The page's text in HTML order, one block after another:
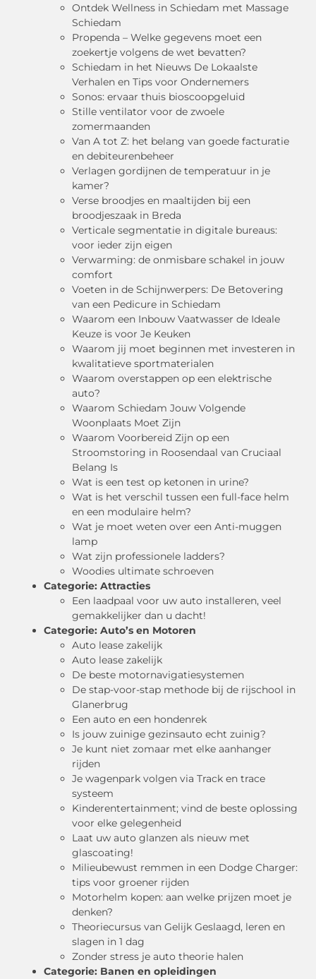
Ontdek Wellness in Schiedam met Massage
Schiedam
Propenda – Welke gegevens moet een
zoekertje volgens de wet bevatten?
Schiedam in het Nieuws De Lokaalste
Verhalen en Tips voor Ondernemers
Sonos: ervaar thuis bioscoopgeluid
Stille ventilator voor de zwoele
zomermaanden
Van A tot Z: het belang van goede facturatie
en debiteurenbeheer
Verlagen gordijnen de temperatuur in je
kamer?
Verse broodjes en maaltijden bij een
broodjeszaak in Breda
Verticale segmentatie in digitale bureaus:
voor ieder zijn eigen
Verwarming: de onmisbare schakel in jouw
comfort
Voeten in de Schijnwerpers: De Betovering
van een Pedicure in Schiedam
Waarom een Inbouw Vaatwasser de Ideale
Keuze is voor Je Keuken
Waarom jij moet beginnen met investeren in
kwalitatieve sportmaterialen
Waarom overstappen op een elektrische
auto?
Waarom Schiedam Jouw Volgende
Woonplaats Moet Zijn
Waarom Voorbereid Zijn op een
Stroomstoring in Roosendaal van Cruciaal
Belang Is
Wat is een test op ketonen in urine?
Wat is het verschil tussen een full-face helm
en een modulaire helm?
Wat je moet weten over een Anti-muggen
lamp
Wat zijn professionele ladders?
Woodies ultimate schroeven
Categorie: Attracties
Een laadpaal voor uw auto installeren, veel
gemakkelijker dan u dacht!
Categorie: Auto’s en Motoren
Auto lease zakelijk
Auto lease zakelijk
De beste motornavigatiesystemen
De stap-voor-stap methode bij de rijschool in
Glanerbrug
Een auto en een hondenrek
Is jouw zuinige gezinsauto echt zuinig?
Je kunt niet zomaar met elke aanhanger
rijden
Je wagenpark volgen via Track en trace
systeem
Kinderentertainment; vind de beste oplossing
voor elke gelegenheid
Laat uw auto glanzen als nieuw met
glascoating!
Milieubewust remmen in een Dodge Charger:
tips voor groener rijden
Motorhelm kopen: aan welke prijzen moet je
denken?
Theoriecursus van Gelijk Geslaagd, leren en
slagen in 1 dag
Zonder stress je auto theorie halen
Categorie: Banen en opleidingen